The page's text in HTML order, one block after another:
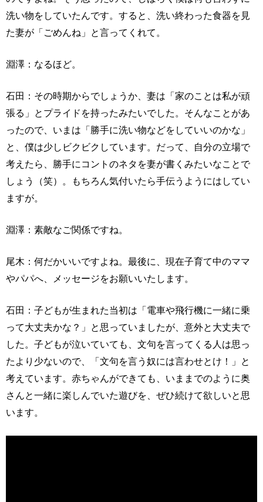
洗い物をしていたんです。すると、洗い終わった食器を見
た妻が「ごめんね」と言ってくれて。
淵澤：なるほど。
石田：その時期からでしょうか、妻は「家のことは私が頑
張る」とプライドを持ったみたいでした。そんなことがあ
ったので、いまは「勝手に洗い物などをしていいのかな」
と、僕は少しビクビクしています。だって、自分の立場で
考えたら、勝手にコントのネタを妻が書くみたいなことで
しょう（笑）。もちろん気付いたら手伝うようにはしてい
ますが。
淵澤：素敵なご関係ですね。
尾木：何だかいいですよね。最後に、現在子育て中のママ
やパパへ、メッセージをお願いいたします。
石田：子どもが生まれた当初は「電車や飛行機に一緒に乗
って大丈夫かな？」と思っていましたが、意外と大丈夫で
した。子どもが泣いていても、文句を言ってくる人は思っ
たより少ないので、「文句を言う奴には言わせとけ！」と
考えています。赤ちゃんができても、いままでのように奥
さんと一緒に楽しんでいた遊びを、ぜひ続けて欲しいと思
います。